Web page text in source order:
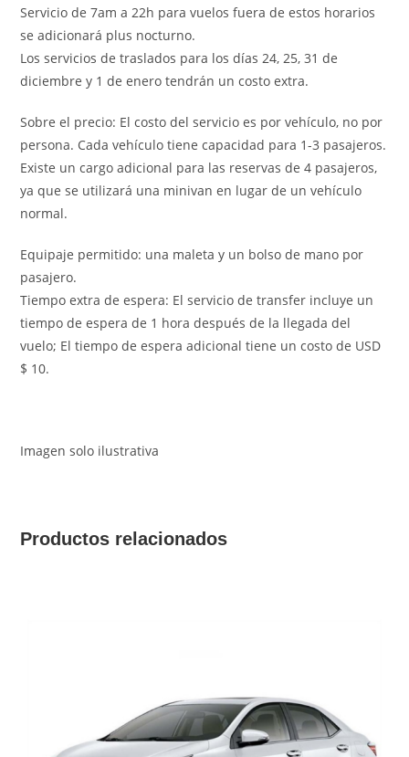
Servicio de 7am a 22h para vuelos fuera de estos horarios
se adicionará plus nocturno.
Los servicios de traslados para los días 24, 25, 31 de
diciembre y 1 de enero tendrán un costo extra.
Sobre el precio: El costo del servicio es por vehículo, no por
persona. Cada vehículo tiene capacidad para 1-3 pasajeros.
Existe un cargo adicional para las reservas de 4 pasajeros,
ya que se utilizará una minivan en lugar de un vehículo
normal.
Equipaje permitido: una maleta y un bolso de mano por
pasajero.
Tiempo extra de espera: El servicio de transfer incluye un
tiempo de espera de 1 hora después de la llegada del
vuelo; El tiempo de espera adicional tiene un costo de USD
$ 10.
Imagen solo ilustrativa
Productos relacionados